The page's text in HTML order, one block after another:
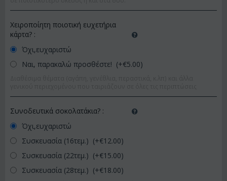
Χειροποίητη ποιοτική ευχετήρια
κάρτα? :
Όχι,ευχαριστώ
Ναι, παρακαλώ προσθέστε! (+€5.00)
Συνοδευτικά σοκολατάκια? :
Όχι,ευχαριστώ
Συσκευασία (16τεμ.) (+€12.00)
Συσκευασία (22τεμ.) (+€15.00)
Συσκευασία (28τεμ.) (+€18.00)